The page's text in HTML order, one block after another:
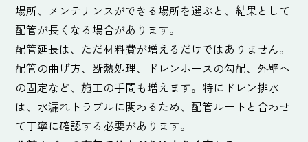
場所、メンテナンスができる場所を選ぶと、結果として
配管が長くなる場合があります。
配管延長は、ただ材料費が増えるだけではありません。
配管の曲げ方、断熱処理、ドレンホースの勾配、外壁へ
の固定など、施工の手間も増えます。特にドレン排水
は、水漏れトラブルに関わるため、配管ルートと合わせ
て丁寧に確認する必要があります。